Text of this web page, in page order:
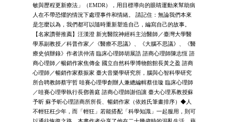
敏與歷程更新療法」（EMDR），用目標導向的眼睛運動來幫助病
人在不帶恐懼的情況下處理事件和情緒。 請記住：無論我們本來
是怎麼以為，我們都可以隨時重新塑造自己，編寫自己的故事。
【名家讚譽推薦】汪漢澄 新光醫院神經科主治醫師／臺灣大學醫
學系副教授／科普作家／《醫療不思議》、《大腦不思議》、《醫
療史偵辦錄》作者洪仲清 臨床心理師胡展誥 諮商心理師陳志恆 諮
商心理師／暢銷作家焦傳金 國立自然科學博物館館長黃之盈 諮商
心理師／暢銷作家蔡振家 臺大音樂學研究所，腦與心智科學研究
所合聘教師蔡宇哲 哇賽心理學創辦人兼總編輯蔡佳璇 臨床心理師
／哇賽心理學執行長鄧善庭 諮商心理師謝伯讓 臺大心理系教授蘇
予昕 蘇予昕心理諮商所所長、暢銷作家（依姓氏筆畫排序）◆人
不輕狂枉少年，而「輕狂」若能搭配「科學知識」一起服用，則可